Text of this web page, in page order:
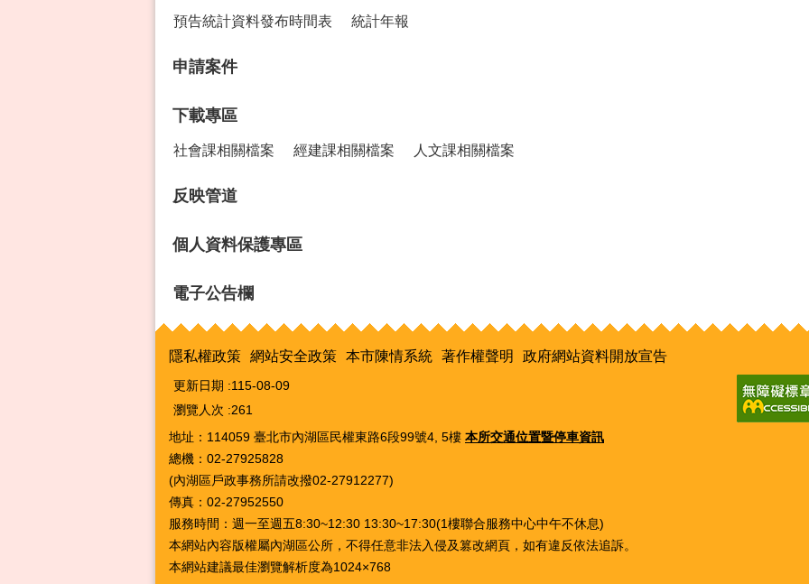
預告統計資料發布時間表 統計年報
申請案件
下載專區
社會課相關檔案 經建課相關檔案 人文課相關檔案
反映管道
個人資料保護專區
電子公告欄
隱私權政策 網站安全政策 本市陳情系統 著作權聲明 政府網站資料開放宣告
更新日期
115-08-09
瀏覽人次
261
地址：114059 臺北市內湖區民權東路6段99號4, 5樓 本所交通位置暨停車資訊
總機：02-27925828
(內湖區戶政事務所請改撥02-27912277)
傳真：02-27952550
服務時間：週一至週五8:30~12:30 13:30~17:30(1樓聯合服務中心中午不休息)
本網站內容版權屬內湖區公所，不得任意非法入侵及篡改網頁，如有違反依法追訴。
本網站建議最佳瀏覽解析度為1024×768